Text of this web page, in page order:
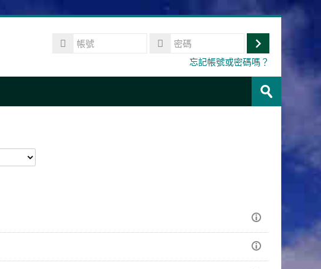
登
忘記帳號或密碼嗎？
課
送
出